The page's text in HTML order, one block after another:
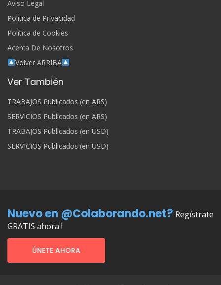
Aviso Legal
Política de Privacidad
Política de Cookies
Acerca De Nosotros
Volver ARRIBA
Ver También
TRABAJOS Publicados (en ARS)
SERVICIOS Publicados (en ARS)
TRABAJOS Publicados (en USD)
SERVICIOS Publicados (en USD)
Nuevo en @Colaborando.net? Regístrate
GRATIS ahora !
ÚNETE AHORA